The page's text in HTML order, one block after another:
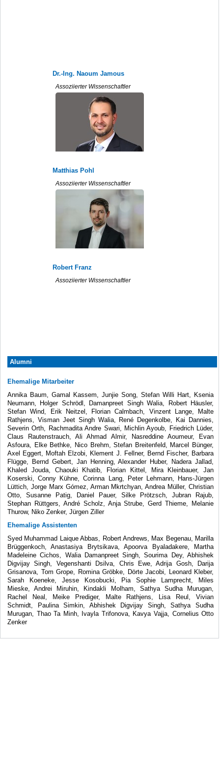
Dr.-Ing. Naoum Jamous
Assoziierter Wissenschaftler
Matthias Pohl
Assoziierter Wissenschaftler
Robert Franz
Assoziierter Wissenschaftler
Alumni
Ehemalige Mitarbeiter
Annika Baum, Gamal Kassem, Junjie Song, Stefan Willi Hart, Ksenia
Neumann, Holger Schrödl, Damanpreet Singh Walia, Robert Häusler,
Stefan Wind, Erik Neitzel, Florian Calmbach, Vinzent Lange, Malte
Rathjens, Visman Jeet Singh Walia, René Degenkolbe, Kai Dannies,
Severin Orth, Rachmadita Andre Swari, Michlin Ayoub, Friedrich Lüder,
Claus Rautenstrauch, Ali Ahmad Almir, Nasreddine Aoumeur, Evan
Asfoura, Elke Bethke, Nico Brehm, Stefan Breitenfeld, Marcel Bünger,
Axel Eggert, Moftah Elzobi, Klement J. Fellner, Bernd Fischer, Barbara
Flügge, Bernd Gebert, Jan Henning, Alexander Huber, Nadera Jallad,
Khaled Jouda, Chaouki Khatib, Florian Kittel, Mira Kleinbauer, Jan
Koserski, Conny Kühne, Corinna Lang, Peter Lehmann, Hans-Jürgen
Lüttich, Jorge Marx Gómez, Arman Mkrtchyan, Andrea Müller, Christian
Otto, Susanne Patig, Daniel Pauer, Silke Prötzsch, Jubran Rajub,
Stephan Rüttgers, André Scholz, Anja Strube, Gerd Thieme, Melanie
Thurow, Niko Zenker, Jürgen Ziller
Ehemalige Assistenten
Syed Muhammad Laique Abbas, Robert Andrews, Max Begenau, Marilla
Brüggenkoch, Anastasiya Brytsikava, Apoorva Byaladakere, Martha
Madeleine Cichos, Walia Damanpreet Singh, Sourima Dey, Abhishek
Digvijay Singh, Vegenshanti Dsilva, Chris Ewe, Adrija Gosh, Darija
Grisanova, Tom Grope, Romina Gröbke, Dörte Jacobi, Leonard Kleber,
Sarah Koeneke, Jesse Kosobucki, Pia Sophie Lamprecht, Miles
Mieske, Andrei Miruhin, Kindakli Molham, Sathya Sudha Murugan,
Rachel Neal, Meike Prediger, Malte Rathjens, Lisa Reul, Vivian
Schmidt, Paulina Simkin, Abhishek Digvijay Singh, Sathya Sudha
Murugan, Thao Ta Minh, Ivayla Trifonova, Kavya Vajja, Cornelius Otto
Zenker